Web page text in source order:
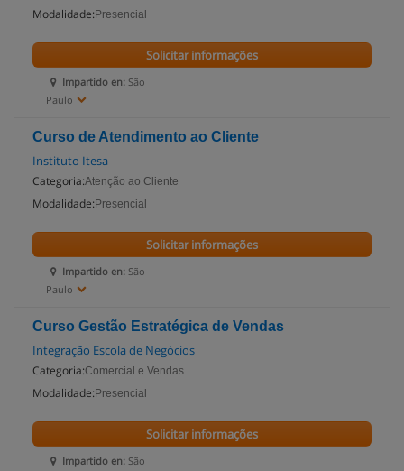
Modalidade: Presencial
Impartido en: São
Paulo
Solicitar informações
Curso de Atendimento ao Cliente
Instituto Itesa
Categoria:Atenção ao Cliente
Modalidade: Presencial
Impartido en: São
Paulo
Solicitar informações
Curso Gestão Estratégica de Vendas
Integração Escola de Negócios
Categoria:Comercial e Vendas
Modalidade: Presencial
Impartido en: São
Solicitar informações